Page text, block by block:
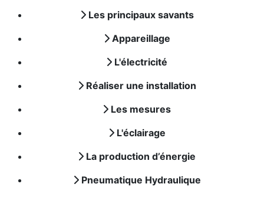
Les principaux savants
Appareillage
L'électricité
Réaliser une installation
Les mesures
L'éclairage
La production d’énergie
Pneumatique Hydraulique